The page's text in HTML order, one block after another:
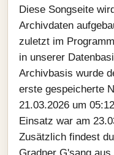
Diese Songseite
Archivdaten
zuletzt im
in unserer
Archivbasis wurde
erste gespeicherte
21.03.2026 um
Einsatz war am
Zusätzlich findest